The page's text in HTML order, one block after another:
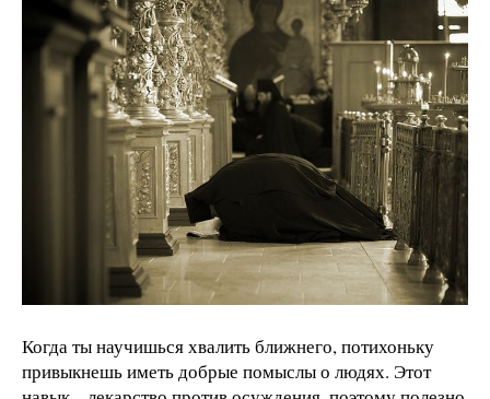
Когда ты научишься хвалить ближнего, потихоньку
привыкнешь иметь добрые помыслы о людях. Этот